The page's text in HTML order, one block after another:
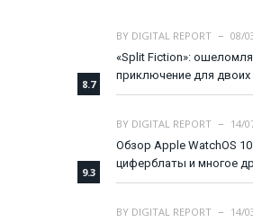
8.7
BY DIGITAL REPORT
08/
«Split Fiction»:
приключение для двоих
9.3
BY DIGITAL REPORT
14/
Обзор Apple WatchOS
циферблаты и многое
BY DIGITAL REPORT
14/